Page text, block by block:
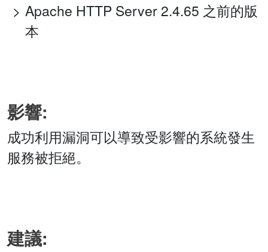
Apache HTTP Server 2.4.65 之前的版
本
影響:
成功利用漏洞可以導致受影響的系統發生
服務被拒絕。
建議: